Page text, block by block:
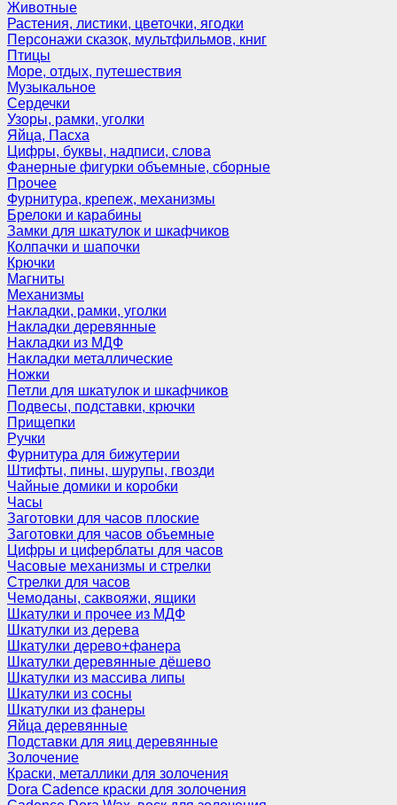
Животные
Растения, листики, цветочки, ягодки
Персонажи сказок, мультфильмов, книг
Птицы
Море, отдых, путешествия
Музыкальное
Сердечки
Узоры, рамки, уголки
Яйца, Пасха
Цифры, буквы, надписи, слова
Фанерные фигурки объемные, сборные
Прочее
Фурнитура, крепеж, механизмы
Брелоки и карабины
Замки для шкатулок и шкафчиков
Колпачки и шапочки
Крючки
Магниты
Механизмы
Накладки, рамки, уголки
Накладки деревянные
Накладки из МДФ
Накладки металлические
Ножки
Петли для шкатулок и шкафчиков
Подвесы, подставки, крючки
Прищепки
Ручки
Фурнитура для бижутерии
Штифты, пины, шурупы, гвозди
Чайные домики и коробки
Часы
Заготовки для часов плоские
Заготовки для часов объемные
Цифры и циферблаты для часов
Часовые механизмы и стрелки
Стрелки для часов
Чемоданы, саквояжи, ящики
Шкатулки и прочее из МДФ
Шкатулки из дерева
Шкатулки дерево+фанера
Шкатулки деревянные дёшево
Шкатулки из массива липы
Шкатулки из сосны
Шкатулки из фанеры
Яйца деревянные
Подставки для яиц деревянные
Золочение
Краски, металлики для золочения
Dora Cadence краски для золочения